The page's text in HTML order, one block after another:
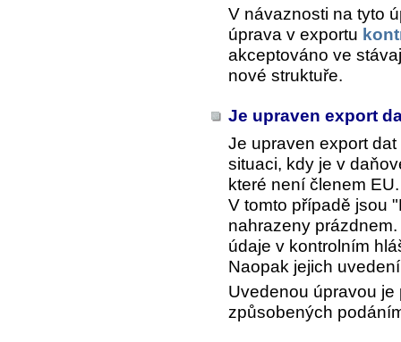
V návaznosti na tyto
úprava v exportu
akceptováno ve
nové struktuře.
Je upraven export
Je upraven export dat
situaci, kdy je v
které není členem EU.
V tomto případě jsou
nahrazeny
údaje v kontrolním
Naopak jejich
Uvedenou úpravou
způsobených